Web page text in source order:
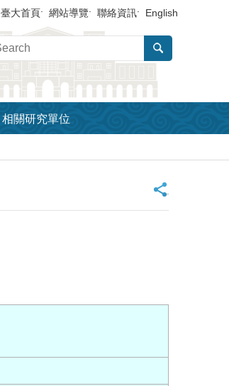
臺大首頁 網站導覽 聯絡資訊 English
相關研究單位
_